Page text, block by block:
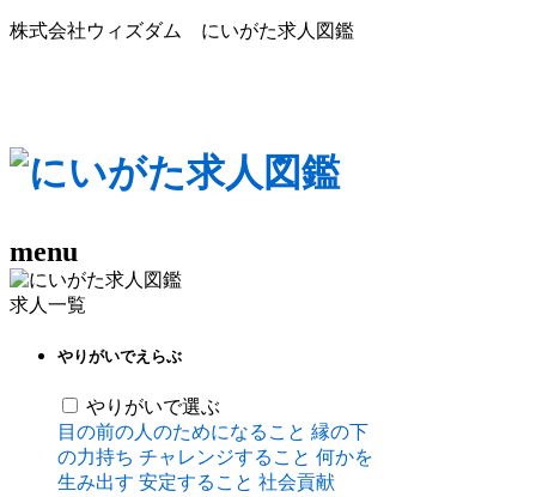
株式会社ウィズダム にいがた求人図鑑
menu
求人一覧
やりがいでえらぶ
やりがいで選ぶ
目の前の人のためになること 縁の下
の力持ち チャレンジすること 何かを
生み出す 安定すること 社会貢献